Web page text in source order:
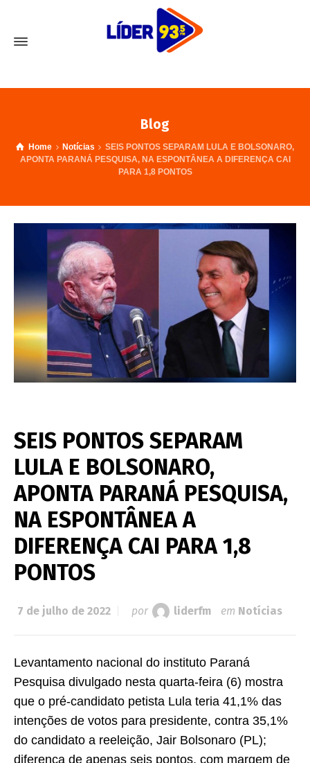
Blog
Home Notícias
SEIS PONTOS SEPARAM LULA E BOLSONARO,
APONTA PARANÁ PESQUISA, NA ESPONTÂNEA A DIFERENÇA CAI
PARA 1,8 PONTOS
SEIS PONTOS SEPARAM
LULA E BOLSONARO,
APONTA PARANÁ PESQUISA,
NA ESPONTÂNEA A
DIFERENÇA CAI PARA 1,8
PONTOS
7 de julho de 2022 por liderfm em Notícias
Levantamento nacional do instituto Paraná
Pesquisa divulgado nesta quarta-feira (6) mostra
que o pré-candidato petista Lula teria 41,1% das
intenções de votos para presidente, contra 35,1%
do candidato a reeleição, Jair Bolsonaro (PL);
diferença de apenas seis pontos, com margem de